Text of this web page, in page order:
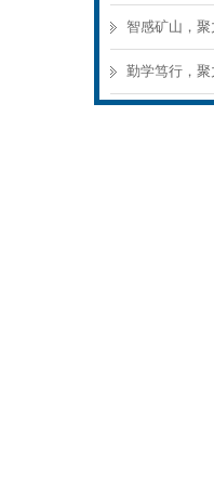
确保施工参
智感矿山，
亮相 2026 上
勤学笃行，